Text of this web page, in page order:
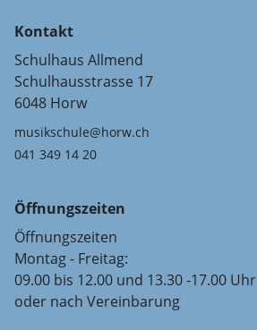
Kontakt
Schulhaus Allmend
Schulhausstrasse 17
6048 Horw
musikschule@horw.ch
041 349 14 20
Öffnungszeiten
Öffnungszeiten
Montag - Freitag:
09.00 bis 12.00 und 13.30 -17.00 Uhr
oder nach Vereinbarung